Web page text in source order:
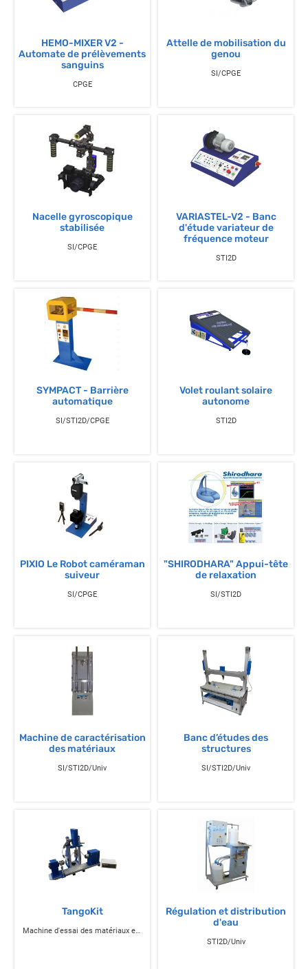
HEMO-MIXER V2 -
Automate de prélèvements
sanguins
CPGE
Attelle de mobilisation du
genou
SI/CPGE
Nacelle gyroscopique
stabilisée
SI/CPGE
VARIASTEL-V2 - Banc
d'étude variateur de
fréquence moteur
STI2D
SYMPACT - Barrière
automatique
SI/STI2D/CPGE
Volet roulant solaire
autonome
STI2D
PIXIO Le Robot caméraman
suiveur
SI/CPGE
"SHIRODHARA" Appui-tête
de relaxation
SI/STI2D
Machine de caractérisation
des matériaux
SI/STI2D/Univ
Banc d’études des
structures
SI/STI2D/Univ
TangoKit
Machine d'essai des matériaux et structures
Régulation et distribution
d'eau
STI2D/Univ